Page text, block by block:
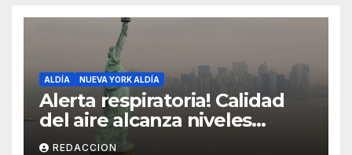
ALDÍA NUEVA YORK ALDÍA
Alerta respiratoria! Calidad
del aire alcanza niveles
peligrosos en NYC
REDACCION